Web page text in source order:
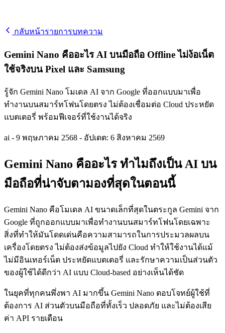
กลับหน้ารายการบทความ
Gemini Nano คืออะไร AI บนมือถือ Offline ไม่ง้อเน็ต
ใช้จริงบน Pixel และ Samsung
รู้จัก Gemini Nano โมเดล AI จาก Google ที่ออกแบบมาเพื่อ
ทำงานบนสมาร์ทโฟนโดยตรง ไม่ต้องเชื่อมต่อ Cloud ประหยัด
แบตเตอรี่ พร้อมฟีเจอร์ที่ใช้งานได้จริง
ai - 9 พฤษภาคม 2568 - อัปเดต: 6 สิงหาคม 2569
Gemini Nano คืออะไร ทำไมถึงเป็น AI บน
มือถือที่น่าจับตามองที่สุดในตอนนี้
Gemini Nano คือโมเดล AI ขนาดเล็กที่สุดในตระกูล Gemini จาก
Google ที่ถูกออกแบบมาเพื่อทำงานบนสมาร์ทโฟนโดยเฉพาะ
สิ่งที่ทำให้มันโดดเด่นคือความสามารถในการประมวลผลบน
เครื่องโดยตรง ไม่ต้องส่งข้อมูลไปยัง Cloud ทำให้ใช้งานได้แม้
ไม่มีอินเทอร์เน็ต ประหยัดแบตเตอรี่ และรักษาความเป็นส่วนตัว
ของผู้ใช้ได้ดีกว่า AI แบบ Cloud-based อย่างเห็นได้ชัด
ในยุคที่ทุกคนพึ่งพา AI มากขึ้น Gemini Nano ตอบโจทย์ผู้ใช้ที่
ต้องการ AI ส่วนตัวบนมือถือที่ทั้งเร็ว ปลอดภัย และไม่ต้องเสีย
ค่า API รายเดือน